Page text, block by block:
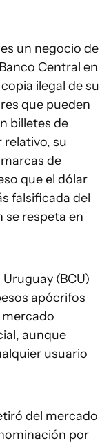
un negocio de
Central en
ilegal de su
que pueden
billetes de
su
de
que el dólar
falsificada del
se respeta en
(BCU)
apócrifos
aunque
usuario
del mercado
por